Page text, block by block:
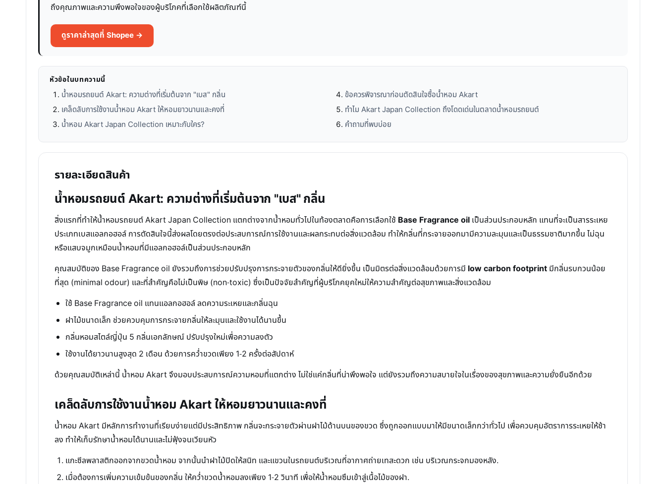
ถึงคุณภาพและความพึงพอใจของผู้บริโภคที่เลือกใช้ผลิตภัณฑ์นี้
ดูราคาล่าสุดที่ Shopee →
หัวข้อในบทความนี้
น้ำหอมรถยนต์ Akart: ความต่างที่เริ่มต้นจาก "เบส" กลิ่น
เคล็ดลับการใช้งานน้ำหอม Akart ให้หอมยาวนานและคงที่
น้ำหอม Akart Japan Collection เหมาะกับใคร?
ข้อควรพิจารณาก่อนตัดสินใจซื้อน้ำหอม Akart
ทำไม Akart Japan Collection ถึงโดดเด่นในตลาดน้ำหอมรถยนต์
คำถามที่พบบ่อย
รายละเอียดสินค้า
น้ำหอมรถยนต์ Akart: ความต่างที่เริ่มต้นจาก "เบส" กลิ่น
สิ่งแรกที่ทำให้น้ำหอมรถยนต์ Akart Japan Collection แตกต่างจากน้ำหอมทั่วไปในท้องตลาดคือการเลือกใช้ Base Fragrance oil เป็นส่วนประกอบหลัก แทนที่จะเป็นสารระเหย
ประเภทเบสแอลกอฮอล์ การตัดสินใจนี้ส่งผลโดยตรงต่อประสบการณ์การใช้งานและผลกระทบต่อสิ่งแวดล้อม ทำให้กลิ่นที่กระจายออกมามีความละมุนและเป็นธรรมชาติมากขึ้น ไม่ฉุน
หรือแสบจมูกเหมือนน้ำหอมที่มีแอลกอฮอล์เป็นส่วนประกอบหลัก
คุณสมบัติของ Base Fragrance oil ยังรวมถึงการช่วยปรับปรุงการกระจายตัวของกลิ่นให้ดียิ่งขึ้น เป็นมิตรต่อสิ่งแวดล้อมด้วยการมี low carbon footprint มีกลิ่นรบกวนน้อย
ที่สุด (minimal odour) และที่สำคัญคือไม่เป็นพิษ (non-toxic) ซึ่งเป็นปัจจัยสำคัญที่ผู้บริโภคยุคใหม่ให้ความสำคัญต่อสุขภาพและสิ่งแวดล้อม
ใช้ Base Fragrance oil แทนแอลกอฮอล์ ลดความระเหยและกลิ่นฉุน
ฝาไม้ขนาดเล็ก ช่วยควบคุมการกระจายกลิ่นให้ละมุนและใช้งานได้นานขึ้น
กลิ่นหอมสไตล์ญี่ปุ่น 5 กลิ่นเอกลักษณ์ ปรับปรุงใหม่เพื่อความลงตัว
ใช้งานได้ยาวนานสูงสุด 2 เดือน ด้วยการคว่ำขวดเพียง 1-2 ครั้งต่อสัปดาห์
ด้วยคุณสมบัติเหล่านี้ น้ำหอม Akart จึงมอบประสบการณ์ความหอมที่แตกต่าง ไม่ใช่แค่กลิ่นที่น่าพึงพอใจ แต่ยังรวมถึงความสบายใจในเรื่องของสุขภาพและความยั่งยืนอีกด้วย
เคล็ดลับการใช้งานน้ำหอม Akart ให้หอมยาวนานและคงที่
น้ำหอม Akart มีหลักการทำงานที่เรียบง่ายแต่มีประสิทธิภาพ กลิ่นจะกระจายตัวผ่านฝาไม้ด้านบนของขวด ซึ่งถูกออกแบบมาให้มีขนาดเล็กกว่าทั่วไป เพื่อควบคุมอัตราการระเหยให้ช้า
ลง ทำให้เก็บรักษาน้ำหอมได้นานและไม่ฟุ้งจนเวียนหัว
แกะซีลพลาสติกออกจากขวดน้ำหอม จากนั้นนำฝาไม้ปิดให้สนิท และแขวนในรถยนต์บริเวณที่อากาศถ่ายเทสะดวก เช่น บริเวณกระจกมองหลัง.
เมื่อต้องการเพิ่มความเข้มข้นของกลิ่น ให้คว่ำขวดน้ำหอมลงเพียง 1-2 วินาที เพื่อให้น้ำหอมซึมเข้าสู่เนื้อไม้ของฝา.